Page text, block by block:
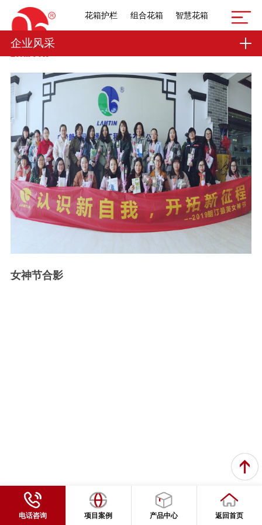
花箱护栏 组合花箱 智慧花箱
企业风采
女神节合影
电话咨询 项目案例 产品中心 返回首页